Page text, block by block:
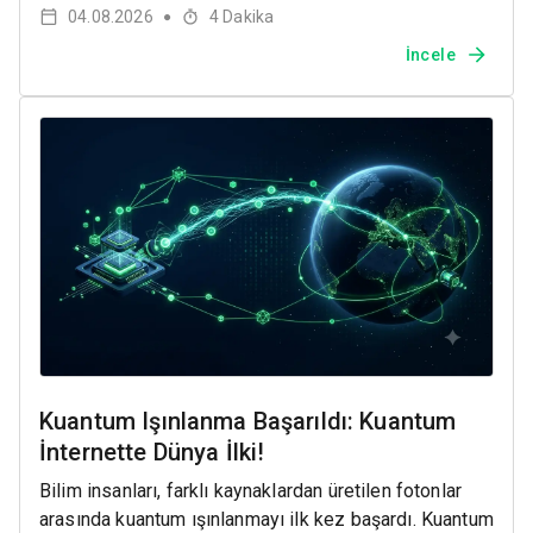
04.08.2026 ● 4 Dakika
İncele
Kuantum Işınlanma Başarıldı: Kuantum
İnternette Dünya İlki!
Bilim insanları, farklı kaynaklardan üretilen fotonlar
arasında kuantum ışınlanmayı ilk kez başardı. Kuantum